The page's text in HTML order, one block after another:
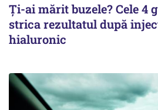
Ți-ai mărit buzele? Cele 4
strica rezultatul după
hialuronic